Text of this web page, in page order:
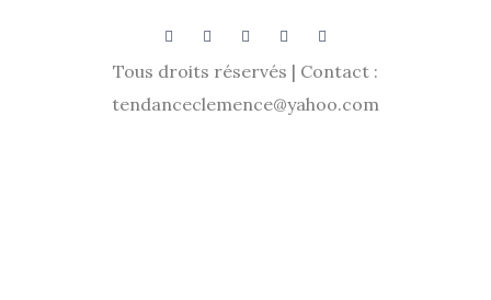
Tous droits réservés | Contact :
tendanceclemence@yahoo.com